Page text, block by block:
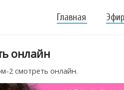
Главная
онлайн
2 смотреть онлайн.